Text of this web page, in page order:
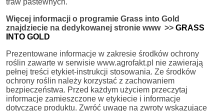
traw pastewnych.
Więcej informacji o programie Grass into Gold
znajdziecie na dedykowanej stronie www >> GRASS
INTO GOLD
Prezentowane informacje w zakresie środków ochrony
roślin zawarte w serwisie www.agrofakt.pl nie zawierają
pełnej treści etykiet-instrukcji stosowania. Ze środków
ochrony roślin należy korzystać z zachowaniem
bezpieczeństwa. Przed każdym użyciem przeczytaj
informacje zamieszczone w etykiecie i informacje
dotyczące produktu. Zwróć uwagę na zwroty wskazujące